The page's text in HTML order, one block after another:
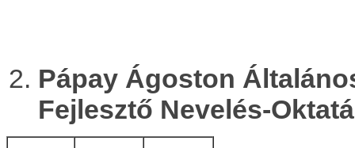
Pápay Ágoston
Fejlesztő Nevelés-